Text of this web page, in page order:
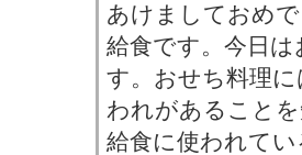
あけましておめ
給食です。今日
す。おせち料理
われがあること
給食に使われて